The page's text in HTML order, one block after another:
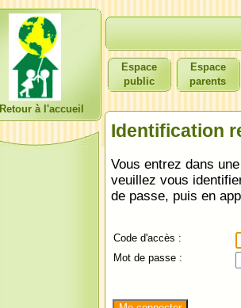
Retour à l'accueil
Espace
public
Espace
parents
Identification
Vous entrez dans
veuillez vous
de passe, puis en
Code d'accès :
Mot de passe :